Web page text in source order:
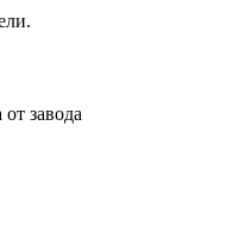
завода